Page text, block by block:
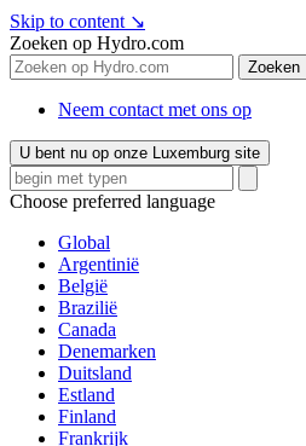
Skip to content ↘
Zoeken op Hydro.com
Zoeken
Neem contact met ons op
U bent nu op onze Luxemburg site
Choose preferred language
Global
Argentinië
België
Brazilië
Canada
Denemarken
Duitsland
Estland
Finland
Frankrijk